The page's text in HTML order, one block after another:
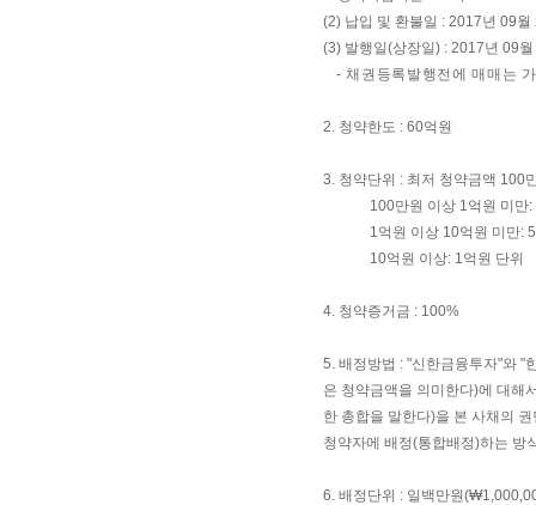
(2) 납입 및 환불일 : 2017년 09월
(3) 발행일(상장일) : 2017년 09
- 채권등록발행전에 매매는
2. 청약한도 : 60억원
3. 청약단위 : 최저 청약금액 100
100만원 이상 1억원 미만:
1억원 이상 10억원 미만:
10억원 이상: 1억원 단위
4. 청약증거금 : 100%
5. 배정방법 : "신한금융투자"와 "
은 청약금액을 의미한다)에 대해
한 총합을 말한다)을 본 사채의
청약자에 배정(통합배정)하는 방
6. 배정단위 : 일백만원